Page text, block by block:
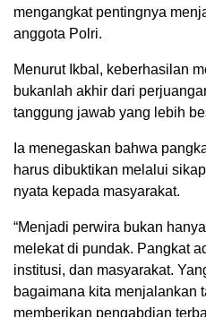
mengangkat pentingnya
anggota Polri.
Menurut Ikbal, keberhasilan
bukanlah akhir dari
tanggung jawab yang lebih
Ia menegaskan bahwa
harus dibuktikan melalui
nyata kepada masyarakat.
“Menjadi perwira bukan
melekat di pundak. Pangkat
institusi, dan masyarakat.
bagaimana kita menjalankan
memberikan pengabdian